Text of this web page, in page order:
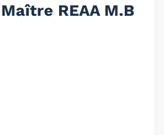
REAA M.B